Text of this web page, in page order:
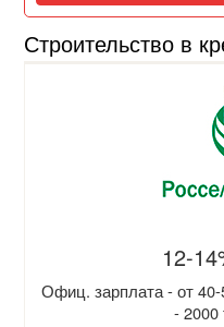
Строительство в
12-
Офиц. зарплата - от
-